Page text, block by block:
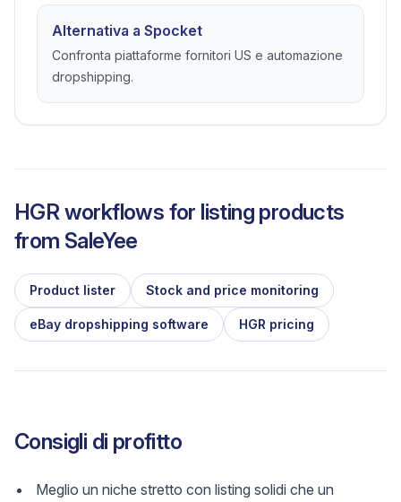
Alternativa a Spocket
Confronta piattaforme fornitori US e automazione
dropshipping.
HGR workflows for listing products
from SaleYee
Product lister Stock and price monitoring
eBay dropshipping software HGR pricing
Consigli di profitto
Meglio un niche stretto con listing solidi che un